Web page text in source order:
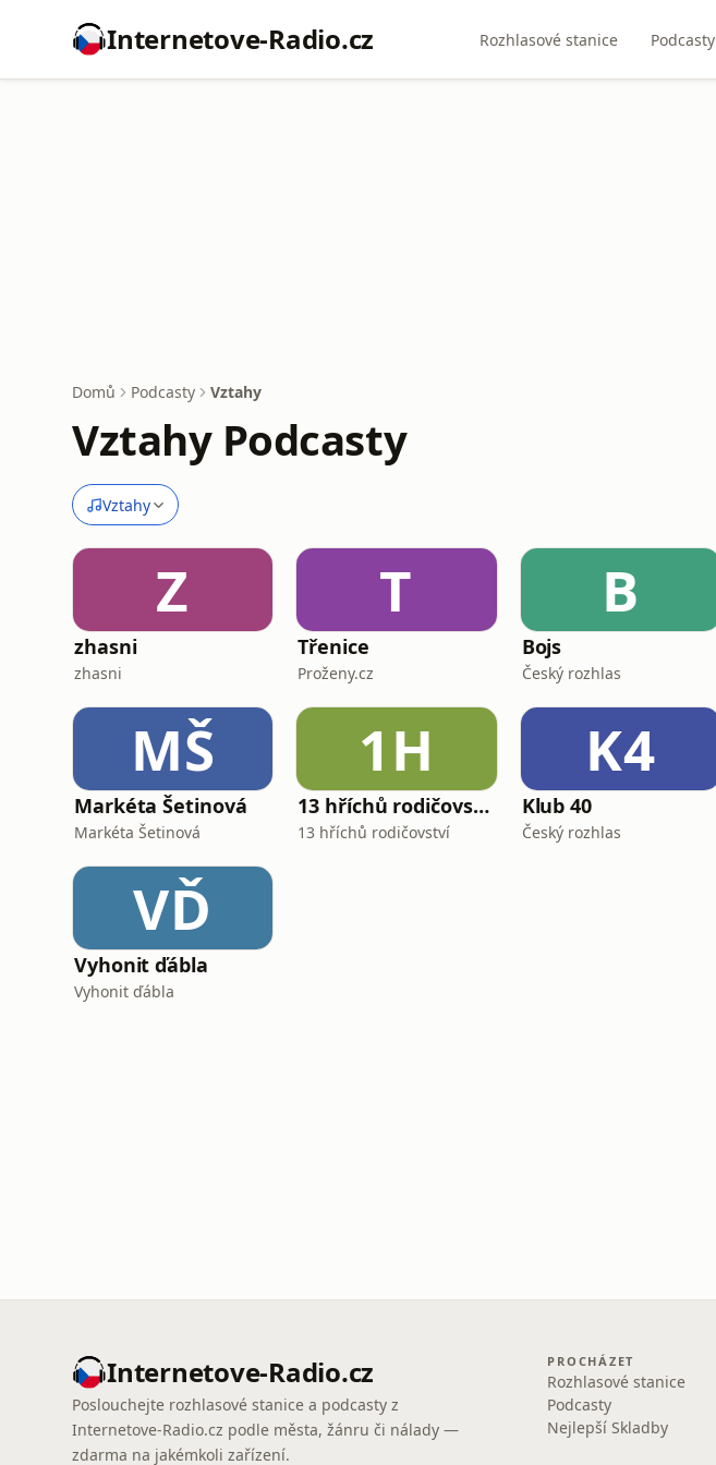
Internetove-Radio.cz Rozhlasové stanice Podcasty
Domů Podcasty Vztahy
Vztahy Podcasty
Vztahy
Z
zhasni
zhasni
T
Třenice
Proženy.cz
B
Bojs
Český rozhlas
MŠ
Markéta Šetinová
Markéta Šetinová
1H
13 hříchů rodičovství - Jak z toho ven
13 hříchů rodičovství
K4
Klub 40
Český rozhlas
VĎ
Vyhonit ďábla
Vyhonit ďábla
Internetove-Radio.cz
Poslouchejte rozhlasové stanice a podcasty z
Internetove-Radio.cz podle města, žánru či nálady —
zdarma na jakémkoli zařízení.
PROCHÁZET
Rozhlasové stanice
Podcasty
Nejlepší Skladby